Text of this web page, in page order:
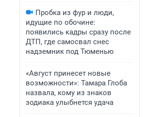
Пробка из фур и люди,
идущие по обочине:
появились кадры сразу после
ДТП, где самосвал снес
надземник под Тюменью
«Август принесет новые
возможности»: Тамара Глоба
назвала, кому из знаков
зодиака улыбнется удача